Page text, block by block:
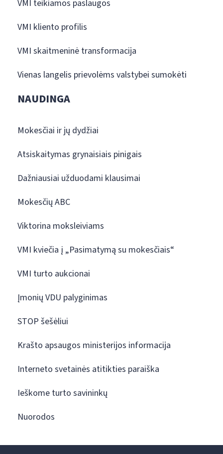
VMI teikiamos paslaugos
VMI kliento profilis
VMI skaitmeninė transformacija
Vienas langelis prievolėms valstybei sumokėti
NAUDINGA
Mokesčiai ir jų dydžiai
Atsiskaitymas grynaisiais pinigais
Dažniausiai užduodami klausimai
Mokesčių ABC
Viktorina moksleiviams
VMI kviečia į „Pasimatymą su mokesčiais“
VMI turto aukcionai
Įmonių VDU palyginimas
STOP šešėliui
Krašto apsaugos ministerijos informacija
Interneto svetainės atitikties paraiška
Ieškome turto savininkų
Nuorodos